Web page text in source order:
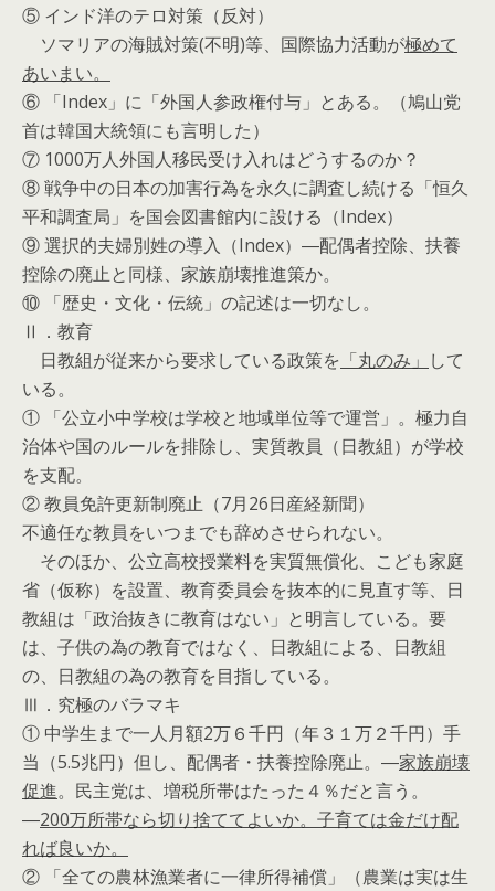
⑤ インド洋のテロ対策（反対）
ソマリアの海賊対策(不明)等、国際協力活動が極めて
あいまい。
⑥ 「Index」に「外国人参政権付与」とある。（鳩山党
首は韓国大統領にも言明した）
⑦ 1000万人外国人移民受け入れはどうするのか？
⑧ 戦争中の日本の加害行為を永久に調査し続ける「恒久
平和調査局」を国会図書館内に設ける（Index）
⑨ 選択的夫婦別姓の導入（Index）―配偶者控除、扶養
控除の廃止と同様、家族崩壊推進策か。
⑩ 「歴史・文化・伝統」の記述は一切なし。
Ⅱ．教育
日教組が従来から要求している政策を 「丸のみ」 して
いる。
① 「公立小中学校は学校と地域単位等で運営」。極力自
治体や国のルールを排除し、実質教員（日教組）が学校
を支配。
② 教員免許更新制廃止（7月26日産経新聞）
不適任な教員をいつまでも辞めさせられない。
そのほか、公立高校授業料を実質無償化、こども家庭
省（仮称）を設置、教育委員会を抜本的に見直す等、日
教組は「政治抜きに教育はない」と明言している。要
は、子供の為の教育ではなく、日教組による、日教組
の、日教組の為の教育を目指している。
Ⅲ．究極のバラマキ
① 中学生まで一人月額2万６千円（年３１万２千円）手
当（5.5兆円）但し、配偶者・扶養控除廃止。―家族崩壊
促進。民主党は、増税所帯はたった４％だと言う。
―200万所帯なら切り捨ててよいか。子育ては金だけ配
れば良いか。
② 「全ての農林漁業者に一律所得補償」（農業は実は生